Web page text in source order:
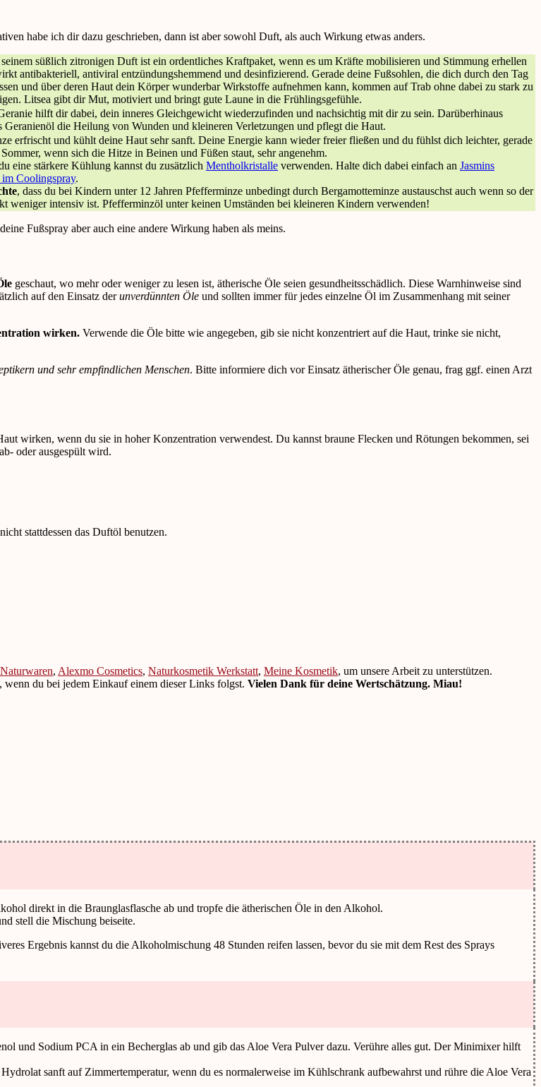
habe ich dir dazu geschrieben, dann ist aber sowohl Duft, als auch Wirkung etwas anders.
süßlich zitronigen Duft ist ein ordentliches Kraftpaket, wenn es um Kräfte mobilisieren und Stimmung erhellen
antibakteriell, antiviral entzündungshemmend und desinfizierend. Gerade deine Fußsohlen, die dich durch den Tag
und über deren Haut dein Körper wunderbar Wirkstoffe aufnehmen kann, kommen auf Trab ohne dabei zu stark zu
Litsea gibt dir Mut, motiviert und bringt gute Laune in die Frühlingsgefühle.
hilft dir dabei, dein inneres Gleichgewicht wiederzufinden und nachsichtig mit dir zu sein. Darüberhinaus
Geranienöl die Heilung von Wunden und kleineren Verletzungen und pflegt die Haut.
erfrischt und kühlt deine Haut sehr sanft. Deine Energie kann wieder freier fließen und du fühlst dich leichter, gerade
wenn sich die Hitze in Beinen und Füßen staut, sehr angenehm.
eine stärkere Kühlung kannst du zusätzlich Mentholkristalle verwenden. Halte dich dabei einfach an Jasmins
Coolingspray.
, dass du bei Kindern unter 12 Jahren Pfefferminze unbedingt durch Bergamotteminze austauschst auch wenn so der
weniger intensiv ist. Pfefferminzöl unter keinen Umständen bei kleineren Kindern verwenden!
Fußspray aber auch eine andere Wirkung haben als meins.
geschaut, wo mehr oder weniger zu lesen ist, ätherische Öle seien gesundheitsschädlich. Diese Warnhinweise sind
auf den Einsatz derunverdünnten Öle und sollten immer für jedes einzelne Öl im Zusammenhang mit seiner
wirken. Verwende die Öle bitte wie angegeben, gib sie nicht konzentriert auf die Haut, trinke sie nicht,
und sehr empfindlichen Menschen. Bitte informiere dich vor Einsatz ätherischer Öle genau, frag ggf. einen Arzt
wirken, wenn du sie in hoher Konzentration verwendest. Du kannst braune Flecken und Rötungen bekommen, sei
oder ausgespült wird.
stattdessen das Duftöl benutzen.
, Alexmo Cosmetics, Naturkosmetik Werkstatt, Meine Kosmetik, um unsere Arbeit zu unterstützen.
wenn du bei jedem Einkauf einem dieser Links folgst. Vielen Dank für deine Wertschätzung. Miau!
direkt in die Braunglasflasche ab und tropfe die ätherischen Öle in den Alkohol.
stell die Mischung beiseite.
Ergebnis kannst du die Alkoholmischung 48 Stunden reifen lassen, bevor du sie mit dem Rest des Sprays
und Sodium PCA in ein Becherglas ab und gib das Aloe Vera Pulver dazu. Verühre alles gut. Der Minimixer hilft
sanft auf Zimmertemperatur, wenn du es normalerweise im Kühlschrank aufbewahrst und rühre die Aloe Vera